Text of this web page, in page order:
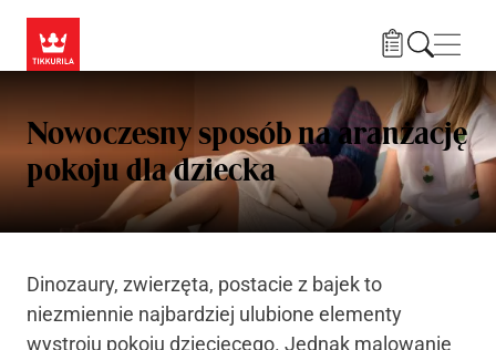
Nowoczesny sposób na aranżację
pokoju dla dziecka
Dinozaury, zwierzęta, postacie z bajek to
niezmiennie najbardziej ulubione elementy
wystroju pokoju dziecięcego. Jednak malowanie